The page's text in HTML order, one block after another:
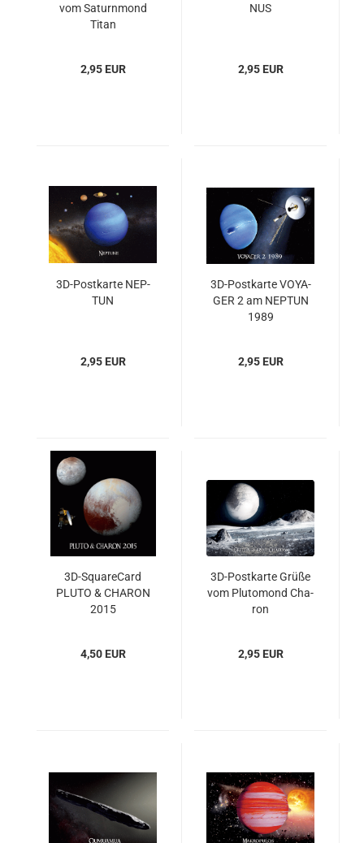
vom Sa­turn­mond
Titan
2,95 EUR
NUS
2,95 EUR
3D-​Post­kar­te NEP­
TUN
2,95 EUR
3D-​Post­kar­te VOY­A­
GER 2 am NEP­TUN
1989
2,95 EUR
3D-​Squa­re­Card
PLUTO & CHA­RON
2015
4,50 EUR
3D-​Post­kar­te Grüße
vom Plu­to­mond Cha­
ron
2,95 EUR